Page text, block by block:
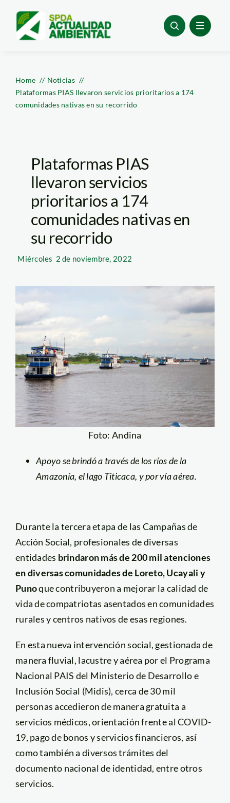
content
Home
Noticias
Plataformas PIAS llevaron servicios prioritarios a 174
comunidades nativas en su recorrido
Plataformas PIAS
llevaron servicios
prioritarios a 174
comunidades nativas en
su recorrido
Miércoles 2 de noviembre, 2022
Foto: Andina
Apoyo se brindó a través de los ríos de la
Amazonía, el lago Titicaca, y por vía aérea.
Durante la tercera etapa de las Campañas de
Acción Social, profesionales de diversas
entidades brindaron más de 200 mil atenciones
en diversas comunidades de Loreto, Ucayali y
Punoque contribuyeron a mejorar la calidad de
vida de compatriotas asentados en comunidades
rurales y centros nativos de esas regiones.
En esta nueva intervención social, gestionada de
manera fluvial, lacustre y aérea por el Programa
Nacional PAIS del Ministerio de Desarrollo e
Inclusión Social (Midis), cerca de 30 mil
personas accedieron de manera gratuita a
servicios médicos, orientación frente al COVID-
19, pago de bonos y servicios financieros, así
como también a diversos trámites del
documento nacional de identidad, entre otros
servicios.